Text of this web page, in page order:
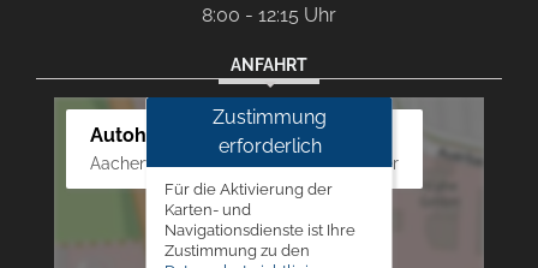
8:00 - 12:15 Uhr
ANFAHRT
Autohaus Westphal
Aachener Str. 84 - 88, 52249 Eschweiler
Zustimmung
erforderlich
Für die Aktivierung der
Karten- und
Navigationsdienste ist Ihre
Zustimmung zu den